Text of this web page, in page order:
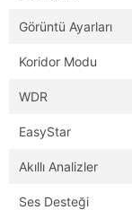
Görüntü Ayarları
Koridor Modu
WDR
EasyStar
Akıllı Analizler
Ses Desteği